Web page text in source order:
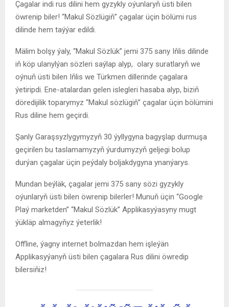
Çagalar indi rus dilini hem gyzykly oýunlaryň üsti bilen
öwrenip biler! “Makul Sözlügiň” çagalar üçin bölümi rus
dilinde hem taýýar edildi.
Mälim bolşy ýaly, “Makul Sözlük” jemi 375 sany Iňlis dilinde
iň köp ulanylýan sözleri saýlap alyp, olary suratlaryň we
oýnuň üsti bilen Iňlis we Türkmen dillerinde çagalara
ýetiripdi. Ene-atalardan gelen islegleri hasaba alyp, biziň
döredijilik toparymyz “Makul sözlügiň” çagalar üçin bölümini
Rus diline hem geçirdi.
Şanly Garaşsyzlygymyzyň 30 ýyllygyna bagyşlap durmuşa
geçirilen bu taslamamyzyň ýurdumyzyň geljegi bolup
durýan çagalar üçin peýdaly boljakdygyna ynanýarys.
Mundan beýläk, çagalar jemi 375 sany sözi gyzykly
oýunlaryň üsti bilen öwrenip bilerler! Munuň üçin “Google
Plaý marketden” “Makul Sözlük” Applikasyýasyny mugt
ýükläp almagyňyz ýeterlik!
Offline, ýagny internet bolmazdan hem işleýän
Applikasyýanyň üsti bilen çagalara Rus dilini öwredip
bilersiňiz!